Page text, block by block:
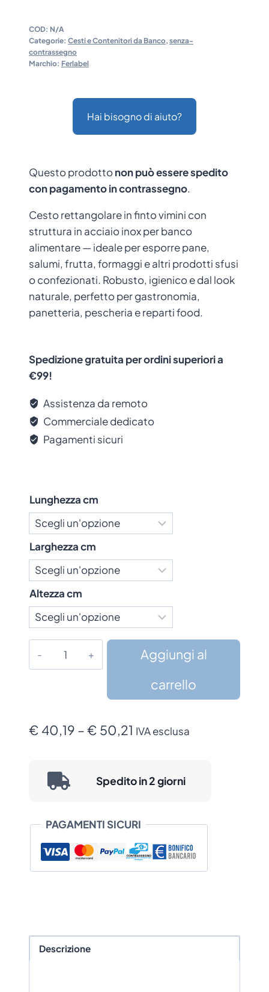
COD: N/A
Categorie: Cesti e Contenitori da Banco, senza-
contrassegno
Marchio: Ferlabel
Hai bisogno di aiuto?
Questo prodottonon può essere spedito
con pagamento in contrassegno.
Cesto rettangolare in finto vimini con
struttura in acciaio inox per banco
alimentare — ideale per esporre pane,
salumi, frutta, formaggi e altri prodotti sfusi
o confezionati. Robusto, igienico e dal look
naturale, perfetto per gastronomia,
panetteria, pescheria e reparti food.
Spedizione gratuita per ordini superiori a
€99!
Assistenza da remoto
Commerciale dedicato
Pagamenti sicuri
Lunghezza cm
Larghezza cm
Altezza cm
(Anima
Inox)
da
Banco
quantità
Aggiungi al
carrello
€ 40,19 –€ 50,21 Fascia
da
a
€ 50,21
IVA esclusa
Spedito in 2 giorni
PAGAMENTI SICURI
Descrizione